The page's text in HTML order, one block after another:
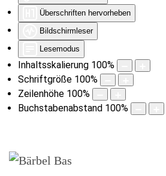
Überschriften hervorheben
Bildschirmleser
Lesemodus
Inhaltsskalierung 100%
Schriftgröße 100%
Zeilenhöhe 100%
Buchstabenabstand 100%